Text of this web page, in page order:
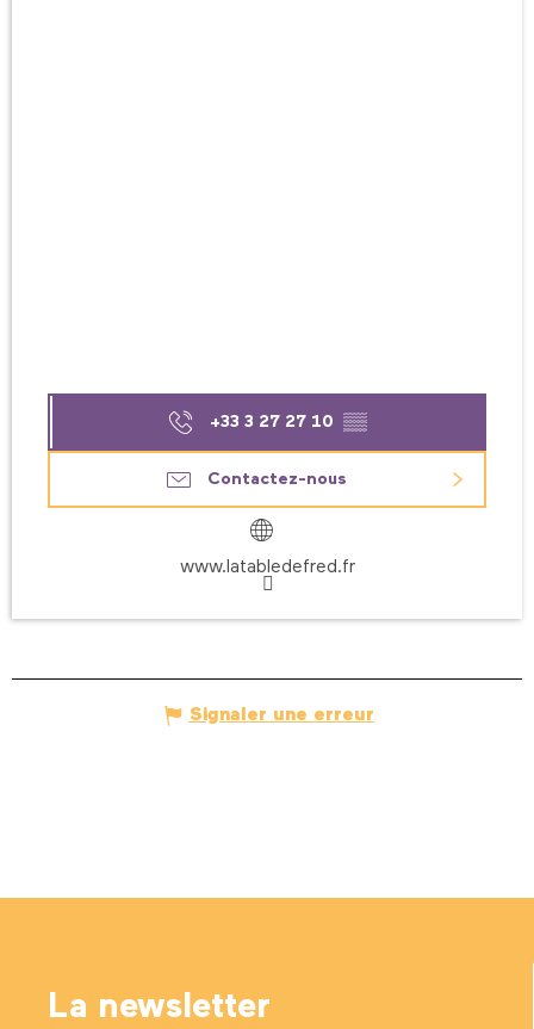
+33 3 27 27 10 ▒▒
Contactez-nous
www.latabledefred.fr
Signaler une erreur
La newsletter